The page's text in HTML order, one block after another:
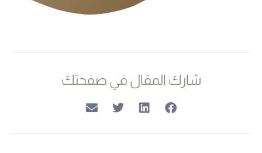
شارك المقال في صفحتك